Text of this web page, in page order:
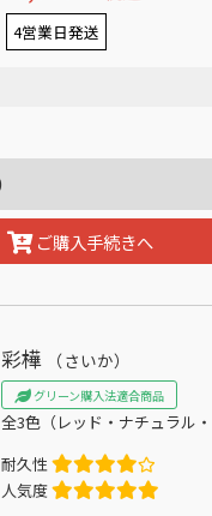
4営業日発送
ご購入手続きへ
彩樺 （さいか）
グリーン購入法適合商品
全3色（レッド・ナチュラル・
耐久性
人気度